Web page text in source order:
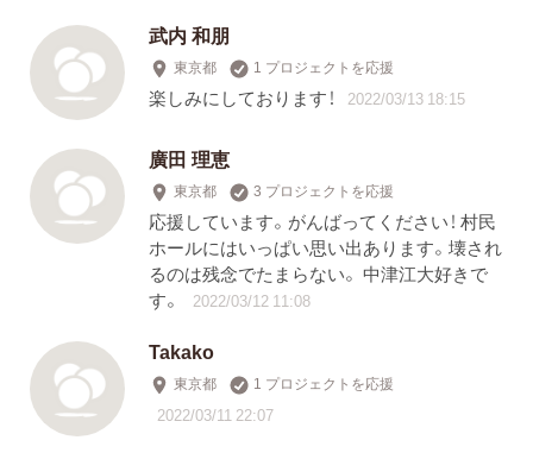
武内 和朋
東京都 1 プロジェクトを応援
楽しみにしております！ 2022/03/13 18:15
廣田 理恵
東京都 3 プロジェクトを応援
応援しています。がんばってください！ 村民
ホールにはいっぱい思い出あります。壊され
るのは残念でたまらない。 中津江大好きで
す。
2022/03/12 11:08
Takako
東京都 1 プロジェクトを応援
2022/03/11 22:07